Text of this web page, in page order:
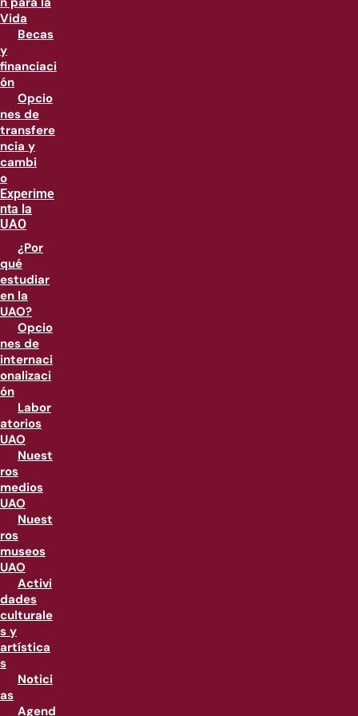
Vida
Becas
y
financiaci
ón
Opcio
nes de
transfere
ncia y
cambi
o
Experime
nta la
UAO
¿Por
qué
estudiar
en la
UAO?
Opcio
nes de
internaci
onalizaci
ón
Labor
atorios
UAO
Nuest
ros
medios
UAO
Nuest
ros
museos
UAO
Activi
dades
culturale
s y
artística
s
Notici
as
Agend